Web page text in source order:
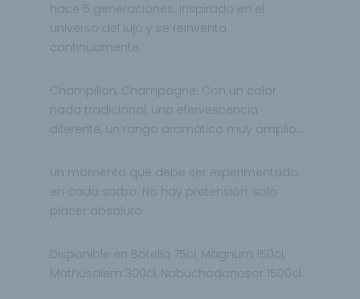
hace 5 generaciones. Inspirado en el
universo del lujo y se reinventa
continuamente.
Champillon, Champagne. Con un color
nada tradicional, una efervescencia
diferente, un rango aromático muy amplio…
Un momento que debe ser experimentado
en cada sorbo. No hay pretensión, solo
placer absoluto
Disponible en Botella 75cl, Magnum 150cl,
Mathusalem 300cl, Nabuchodonosor 1500cl.